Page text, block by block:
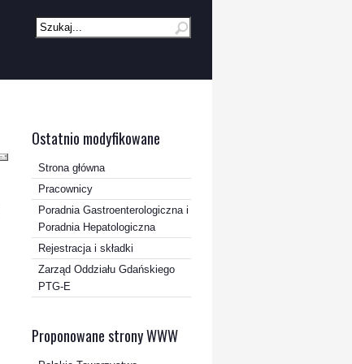
Ostatnio modyfikowane
Strona główna
Pracownicy
Poradnia Gastroenterologiczna i
Poradnia Hepatologiczna
Rejestracja i składki
Zarząd Oddziału Gdańskiego
PTG-E
Proponowane strony WWW